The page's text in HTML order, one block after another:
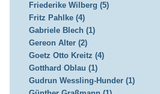
Friederike Wilberg (5)
Fritz Pahlke (4)
Gabriele Blech (1)
Gereon Alter (2)
Goetz Otto Kreitz (4)
Gotthard Oblau (1)
Gudrun Wessling-Hunder (1)